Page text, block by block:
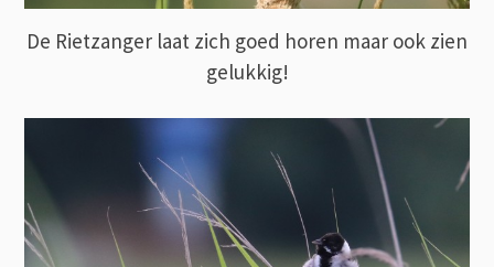
De Rietzanger laat zich goed horen maar ook zien
gelukkig!